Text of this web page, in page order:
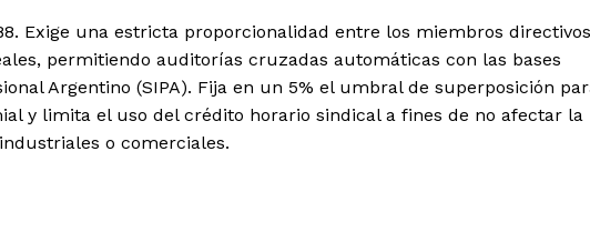
Exige una estricta proporcionalidad entre los miembros directivos
permitiendo auditorías cruzadas automáticas con las bases
Argentino (SIPA). Fija en un 5% el umbral de superposición
y limita el uso del crédito horario sindical a fines de no afectar la
o comerciales.